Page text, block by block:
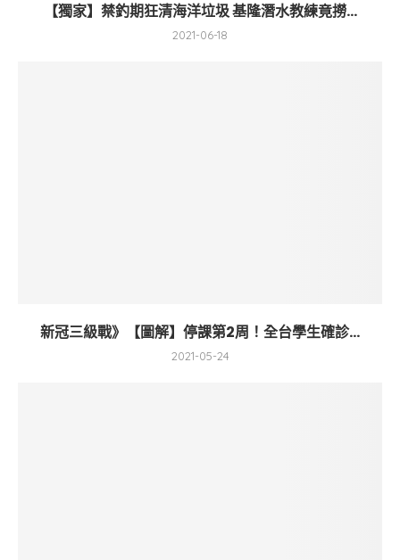
【獨家】禁釣期狂清海洋垃圾 基隆潛水教練竟撈...
2021-06-18
新冠三級戰》【圖解】停課第2周！全台學生確診...
2021-05-24